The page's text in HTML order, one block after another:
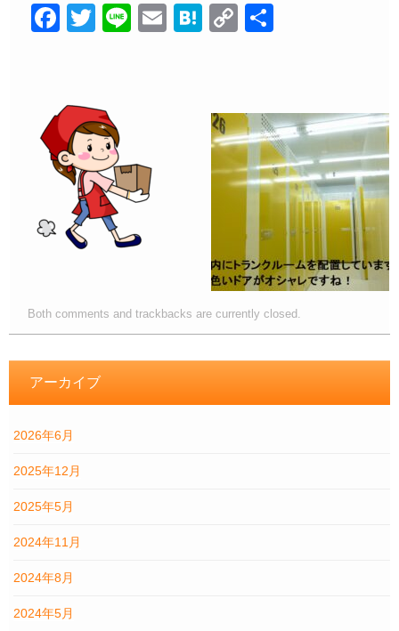
F
e
b
o
o
k
T
er
Li
E
H
a
C
Li
n
k
Both comments and trackbacks are currently closed.
アーカイブ
2026年6月
2025年12月
2025年5月
2024年11月
2024年8月
2024年5月